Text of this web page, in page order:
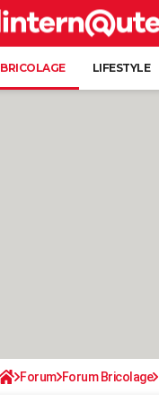
BRICOLAGE LIFESTYLE
Forum Forum Bricolage